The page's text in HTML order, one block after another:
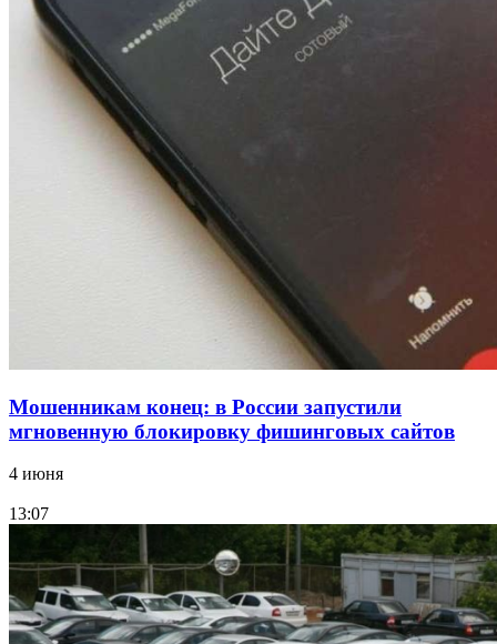
18:39
В Красноармейском районе Волгограда стартует
конкурс на ремонт моста через Волго‑Донской
судоходный канал
Фестиваль #ТриЧетыре в Волгограде пройдёт
11–13 сентября в рамках Года единства народов
Мошенникам конец: в России запустили
мгновенную блокировку фишинговых сайтов
4 июня
13:07